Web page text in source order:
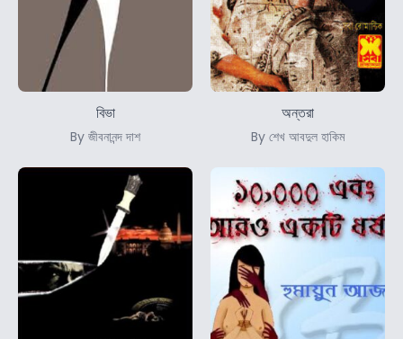
বিভা
By জীবনানন্দ দাশ
অন্তরা
By শেখ আবদুল হাকিম